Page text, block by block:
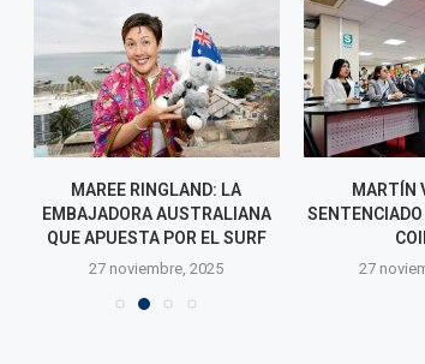
MAREE RINGLAND: LA
EMBAJADORA AUSTRALIANA
QUE APUESTA POR EL SURF
27 noviembre, 2025
MARTÍN
27